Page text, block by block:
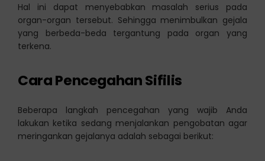
Hal ini dapat menyebabkan masalah serius pada
organ-organ tersebut. Sehingga menimbulkan gejala
yang berbeda-beda tergantung pada organ yang
terkena.
Cara Pencegahan Sifilis
Beberapa langkah pencegahan yang wajib Anda
lakukan ketika sedang menjalankan pengobatan agar
meringankan gejalanya adalah sebagai berikut: